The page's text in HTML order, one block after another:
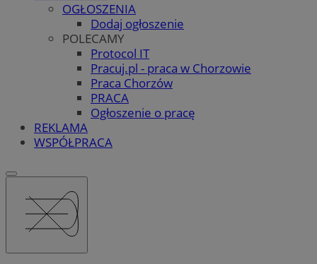
OGŁOSZENIA
Dodaj ogłoszenie
POLECAMY
Protocol IT
Pracuj.pl - praca w Chorzowie
Praca Chorzów
PRACA
Ogłoszenie o pracę
REKLAMA
WSPÓŁPRACA